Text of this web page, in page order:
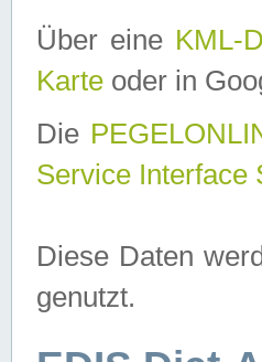
Über eine KML-
Karte oder in
Die
Service Interface
Diese Daten
genutzt.